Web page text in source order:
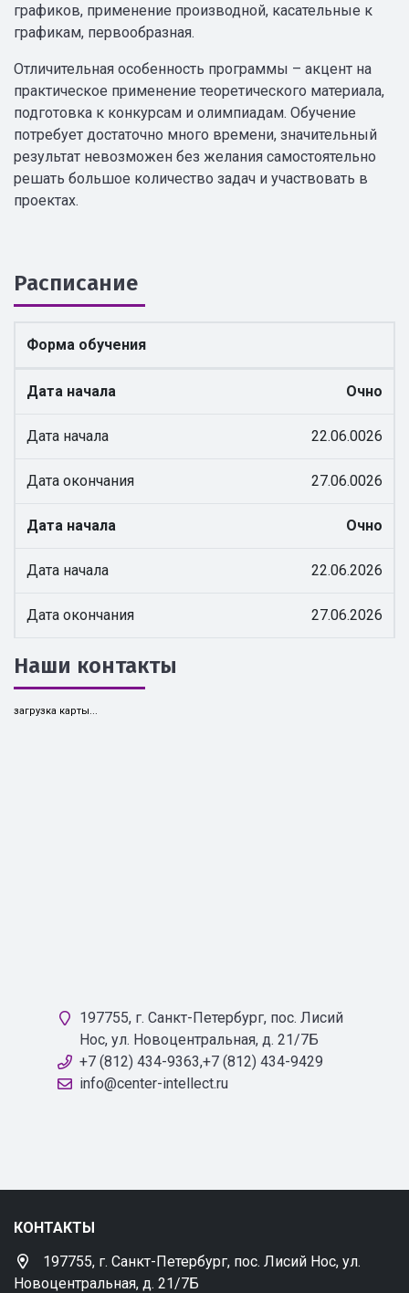
графиков, применение производной, касательные к
графикам, первообразная.
Отличительная особенность программы – акцент на
практическое применение теоретического материала,
подготовка к конкурсам и олимпиадам. Обучение
потребует достаточно много времени, значительный
результат невозможен без желания самостоятельно
решать большое количество задач и участвовать в
проектах.
Расписание
Форма обучения
Дата начала Очно
Дата начала 22.06.0026
Дата окончания 27.06.0026
Дата начала Очно
Дата начала 22.06.2026
Дата окончания 27.06.2026
Наши контакты
загрузка карты...
197755, г. Санкт-Петербург, пос. Лисий
Нос, ул. Новоцентральная, д. 21/7Б
+7 (812) 434-9363,+7 (812) 434-9429
info@center-intellect.ru
КОНТАКТЫ
197755, г. Санкт-Петербург, пос. Лисий Нос, ул.
Новоцентральная, д. 21/7Б